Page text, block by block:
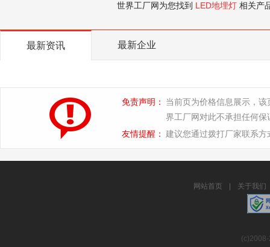
世界工厂网为您找到 LED地埋灯 相关产
最新资讯 最新企业
免责声明：
当前页为价格信息展示，
界工厂网对此不承担任何保
友情提醒： 建议您通过拨打厂家联系
网站首页 关于我们